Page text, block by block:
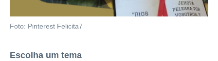
Foto: Pinterest Felicita7
Escolha um tema